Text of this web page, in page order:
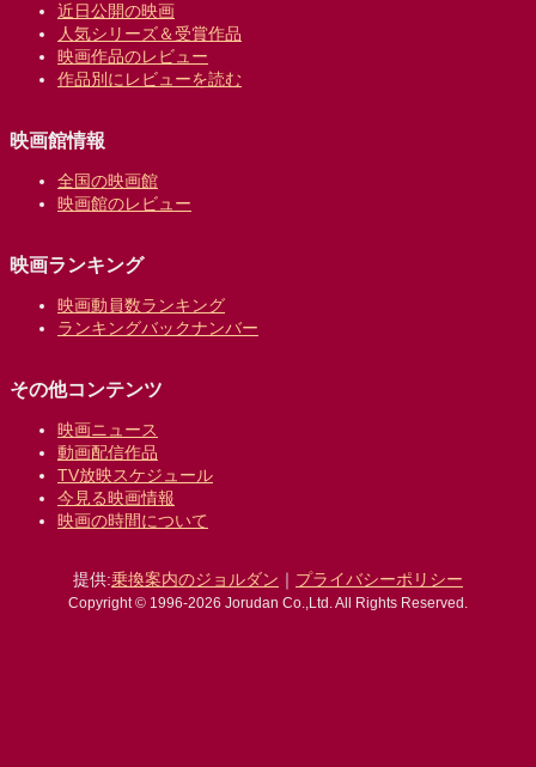
近日公開の映画
人気シリーズ＆受賞作品
映画作品のレビュー
作品別にレビューを読む
映画館情報
全国の映画館
映画館のレビュー
映画ランキング
映画動員数ランキング
ランキングバックナンバー
その他コンテンツ
映画ニュース
動画配信作品
TV放映スケジュール
今見る映画情報
映画の時間について
提供:乗換案内のジョルダン ｜ プライバシーポリシー
Copyright © 1996-2026 Jorudan Co.,Ltd. All Rights Reserved.